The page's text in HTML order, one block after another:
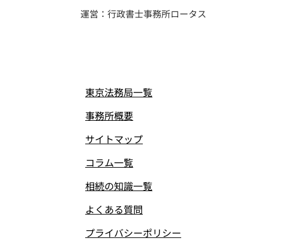
運営：行政書士事務所ロータス
東京法務局一覧
事務所概要
サイトマップ
コラム一覧
相続の知識一覧
よくある質問
プライバシーポリシー